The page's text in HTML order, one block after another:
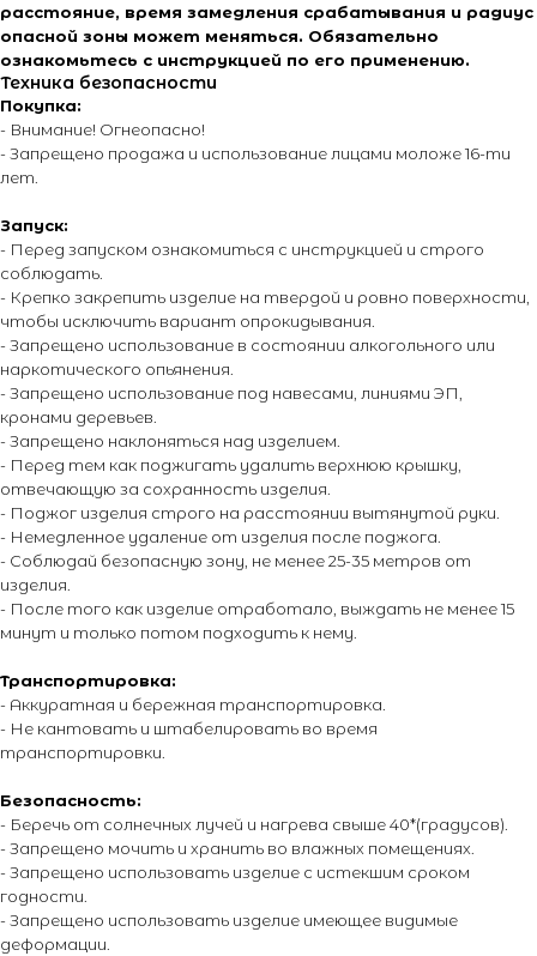
расстояние, время замедления срабатывания и радиус
опасной зоны может меняться. Обязательно
ознакомьтесь с инструкцией по его применению.
Техника безопасности
Покупка:
- Внимание! Огнеопасно!
- Запрещено продажа и использование лицами моложе 16-ти
лет.
Запуск:
- Перед запуском ознакомиться с инструкцией и строго
соблюдать.
- Крепко закрепить изделие на твердой и ровно поверхности,
чтобы исключить вариант опрокидывания.
- Запрещено использование в состоянии алкогольного или
наркотического опьянения.
- Запрещено использование под навесами, линиями ЭП,
кронами деревьев.
- Запрещено наклоняться над изделием.
- Перед тем как поджигать удалить верхнюю крышку,
отвечающую за сохранность изделия.
- Поджог изделия строго на расстоянии вытянутой руки.
- Немедленное удаление от изделия после поджога.
- Соблюдай безопасную зону, не менее 25-35 метров от
изделия.
- После того как изделие отработало, выждать не менее 15
минут и только потом подходить к нему.
Транспортировка:
- Аккуратная и бережная транспортировка.
- Не кантовать и штабелировать во время
транспортировки.
Безопасность:
- Беречь от солнечных лучей и нагрева свыше 40*(градусов).
- Запрещено мочить и хранить во влажных помещениях.
- Запрещено использовать изделие с истекшим сроком
годности.
- Запрещено использовать изделие имеющее видимые
деформации.
О компании
Контакты
Поставщики
Новости
Покупателям
Каталог
Каталог эффектов
Оплата и доставка
© 2014 - 2026 PIROMANIAC.COM | Интернет-магазин
пиротехники. Продажа пиротехнической продукции осуществляется
только лицам достигшим 16 лет! Обращаем Ваше внимание на то,
что вся информация, размещенная на настоящем интернет-сайте,
носит исключительно информационный характер и ни при каких
условиях не являются публичной офертой, определяемой
положениями Статьи 437 Гражданского кодекса Российской
Федерации. Для получения точной информации о стоимости
товаров и услуг, пожалуйста, обращайтесь к менеджерам
компании. Подробнее на отдельной странице.